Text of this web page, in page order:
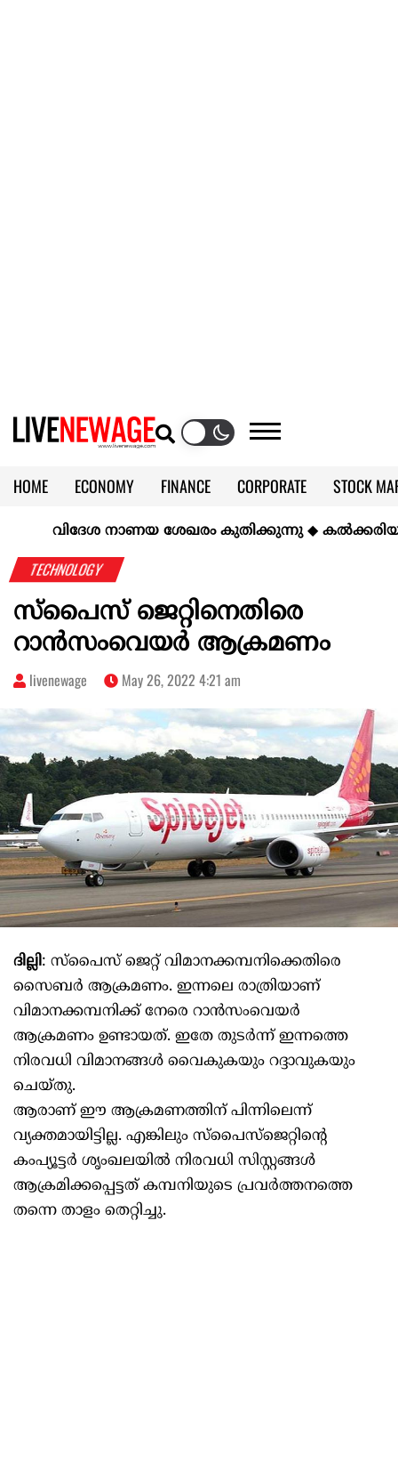
HOME ECONOMY FINANCE CORPORATE
STOCK
CALENDAR
KERALA @70
വിദേശ നാണയ ശേഖരം കുതിക്കുന്നു◆കല്‍ക്കരിയില്‍
TECHNOLOGY
സ്പൈസ് ജെറ്റിനെതിരെ
റാൻസംവെയർ ആക്രമണം
livenewage May 26, 2022 4:21 am
ദില്ലി: സ്പൈസ് ജെറ്റ് വിമാനക്കമ്പനിക്കെതിരെ
സൈബർ ആക്രമണം. ഇന്നലെ രാത്രിയാണ്
വിമാനക്കമ്പനിക്ക് നേരെ റാൻസംവെയർ
ആക്രമണം ഉണ്ടായത്. ഇതേ തുടർന്ന് ഇന്നത്തെ
നിരവധി വിമാനങ്ങൾ വൈകുകയും റദ്ദാവുകയും
ചെയ്തു.
ആരാണ് ഈ ആക്രമണത്തിന് പിന്നിലെന്ന്
വ്യക്തമായിട്ടില്ല. എങ്കിലും സ്പൈസ്ജെറ്റിന്റെ
കംപ്യൂട്ടർ ശൃംഖലയിൽ നിരവധി സിസ്റ്റങ്ങൾ
ആക്രമിക്കപ്പെട്ടത് കമ്പനിയുടെ പ്രവർത്തനത്തെ
തന്നെ താളം തെറ്റിച്ചു.